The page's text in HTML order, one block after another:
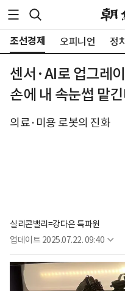
조선경제 오피니언 정
센서·AI로 업그레
손에 내 속눈썹 맡
의료·미용 로봇의 진화
실리콘밸리=강다은 특파원
업데이트 2025.07.22. 09:40